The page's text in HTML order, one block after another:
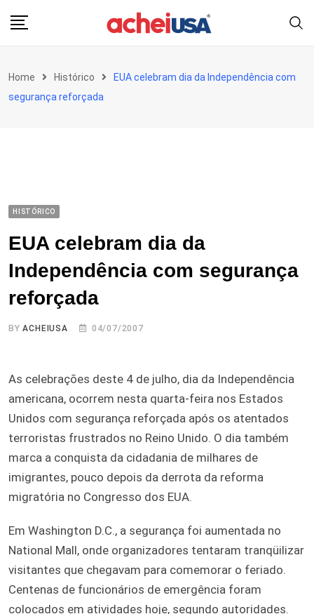
Home Histórico
EUA celebram dia da Independência com
segurança reforçada
HISTÓRICO
EUA celebram dia da
Independência com segurança
reforçada
BYACHEIUSA 04/07/2007
As celebrações deste 4 de julho, dia da Independência
americana, ocorrem nesta quarta-feira nos Estados
Unidos com segurança reforçada após os atentados
terroristas frustrados no Reino Unido. O dia também
marca a conquista da cidadania de milhares de
imigrantes, pouco depois da derrota da reforma
migratória no Congresso dos EUA.
Em Washington D.C., a segurança foi aumentada no
National Mall, onde organizadores tentaram tranqüilizar
visitantes que chegavam para comemorar o feriado.
Centenas de funcionários de emergência foram
colocados em atividades hoje, segundo autoridades.